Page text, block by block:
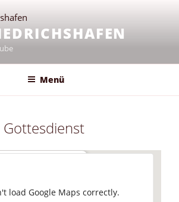
Menü
15 - Friedrichshafen
load Google Maps correctly.